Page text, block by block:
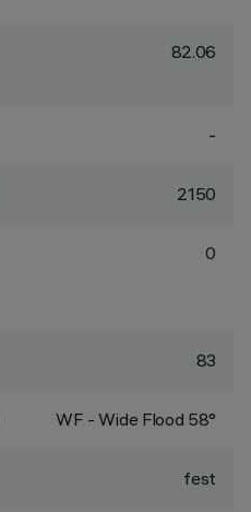
82.06
-
2150
0
83
WF - Wide Flood 58°
fest